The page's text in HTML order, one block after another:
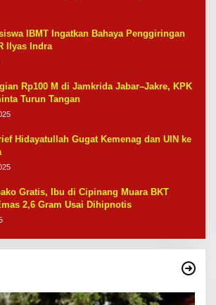
IBMT Ingatkan Bahaya Penggiringan
Ilyas Indra
Rp100 M di Jamkrida Jabar–Jakre, KPK
Turun Tangan
Hidayatullah Gugat Kemenag dan UIN ke
Gratis, Ibu di Cipinang Muara BKT
2,6 Gram Usai Dihipnotis